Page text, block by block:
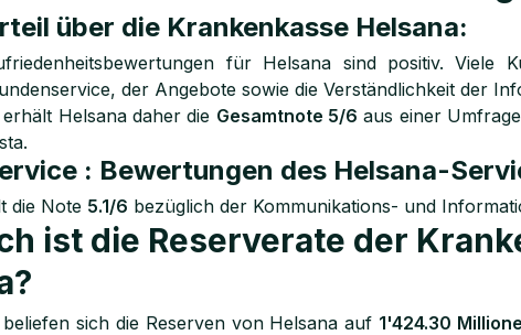
über die Krankenkasse Helsana:
für Helsana sind positiv. Viele
der Angebote sowie die Verständlichkeit der
Helsana daher die Gesamtnote 5/6 aus einer
: Bewertungen des Helsana-
die Note 5.1/6 bezüglich der Kommunikations- und
ist die Reserverate der
sich die Reserven von Helsana auf 1'424.30